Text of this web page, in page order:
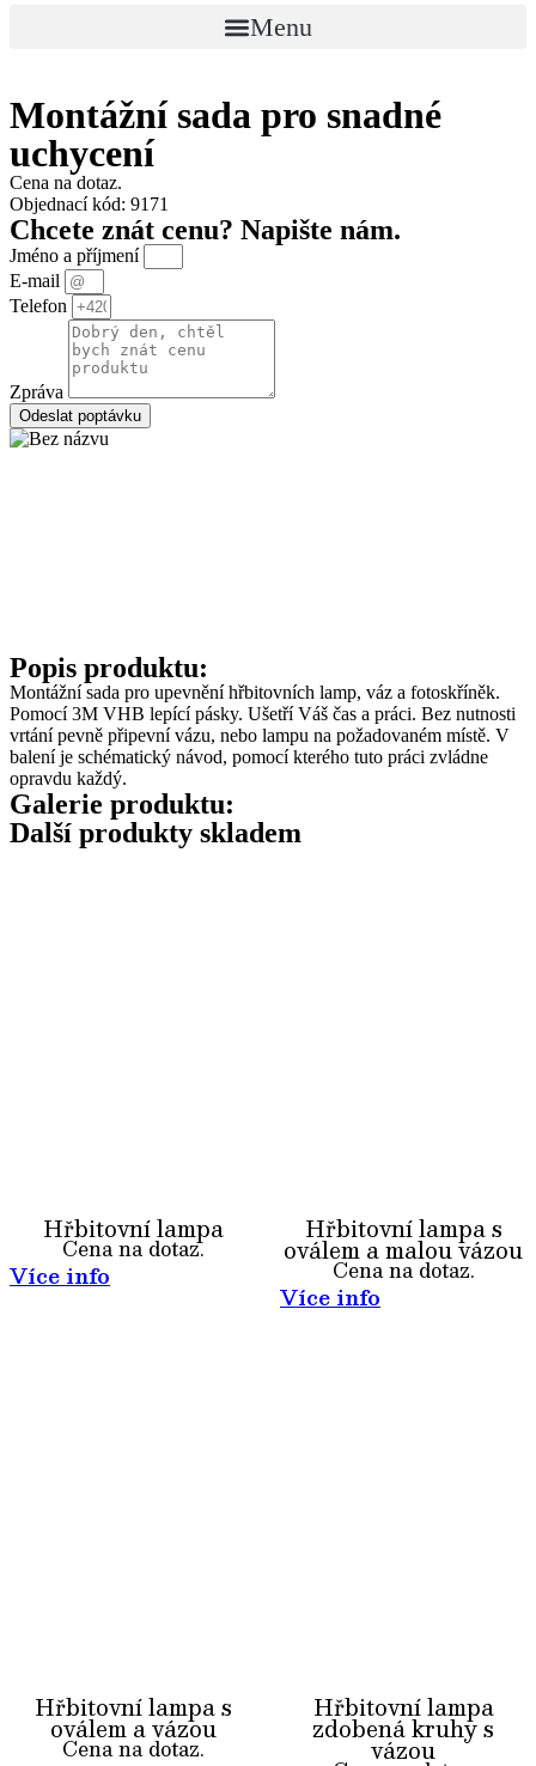
Menu
Montážní sada pro snadné
uchycení
Cena na dotaz.
Objednací kód: 9171
Chcete znát cenu? Napište nám.
Jméno a příjmení
E-mail
Telefon
Zpráva
Odeslat poptávku
Popis produktu:
Montážní sada pro upevnění hřbitovních lamp, váz a fotoskříněk.
Pomocí 3M VHB lepící pásky. Ušetří Váš čas a práci. Bez nutnosti
vrtání pevně připevní vázu, nebo lampu na požadovaném místě. V
balení je schématický návod, pomocí kterého tuto práci zvládne
opravdu každý.
Galerie produktu:
Další produkty skladem
Hřbitovní lampa
Cena na dotaz.
Více info
Hřbitovní lampa s
oválem a malou vázou
Cena na dotaz.
Více info
Hřbitovní lampa s
oválem a vázou
Cena na dotaz.
Hřbitovní lampa
zdobená kruhy s
vázou